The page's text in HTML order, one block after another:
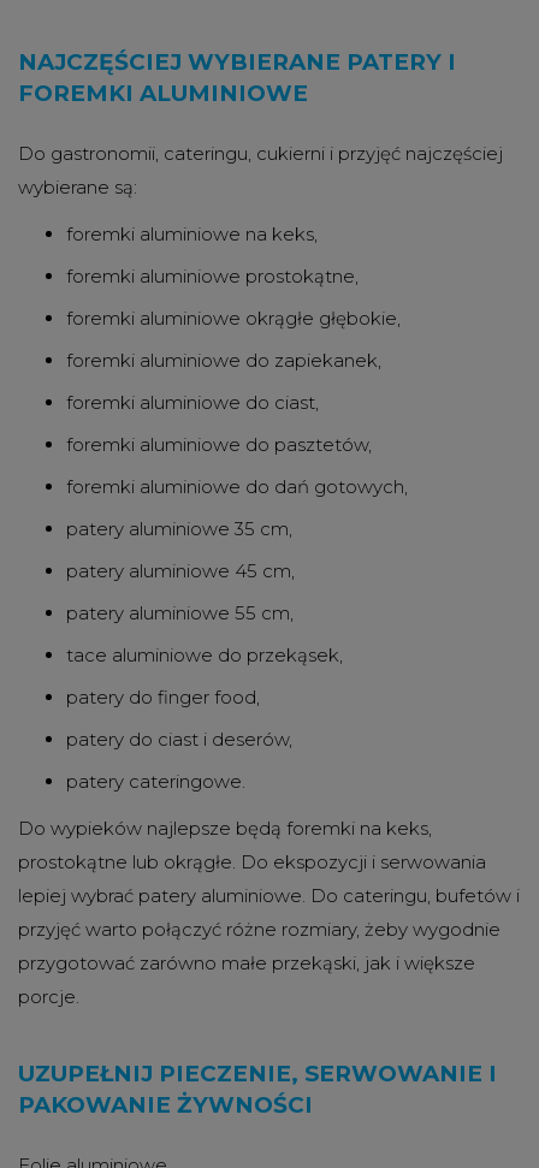
NAJCZĘŚCIEJ WYBIERANE PATERY I
FOREMKI ALUMINIOWE
Do gastronomii, cateringu, cukierni i przyjęć najczęściej
wybierane są:
foremki aluminiowe na keks,
foremki aluminiowe prostokątne,
foremki aluminiowe okrągłe głębokie,
foremki aluminiowe do zapiekanek,
foremki aluminiowe do ciast,
foremki aluminiowe do pasztetów,
foremki aluminiowe do dań gotowych,
patery aluminiowe 35 cm,
patery aluminiowe 45 cm,
patery aluminiowe 55 cm,
tace aluminiowe do przekąsek,
patery do finger food,
patery do ciast i deserów,
patery cateringowe.
Do wypieków najlepsze będą foremki na keks,
prostokątne lub okrągłe. Do ekspozycji i serwowania
lepiej wybrać patery aluminiowe. Do cateringu, bufetów i
przyjęć warto połączyć różne rozmiary, żeby wygodnie
przygotować zarówno małe przekąski, jak i większe
porcje.
UZUPEŁNIJ PIECZENIE, SERWOWANIE I
PAKOWANIE ŻYWNOŚCI